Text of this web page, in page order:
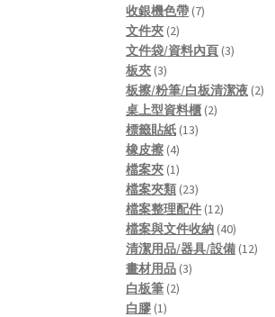
products
收銀機色帶 77
文件夾 22
products
文件袋/資料內頁 33
板夾 33
products
板擦/粉筆/白板清潔液 22
桌上型資料櫃 22
標籤貼紙 1313
橡皮擦 44
products
檔案夾 11
product
檔案夾類 2323
products
檔案整理配件 1212
products
檔案與文件收納 4040
products
清潔用品/器具/設備 1212
畫材用品 33
白板筆 22
白膠 11